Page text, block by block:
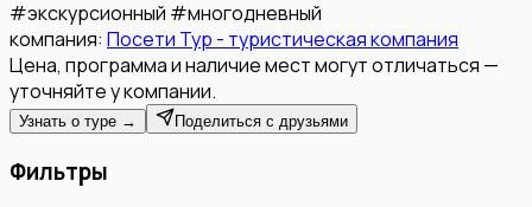
#экскурсионный #многодневный
компания: Посети Тур - туристическая компания
Цена, программа и наличие мест могут отличаться —
уточняйте у компании.
Узнать о туре → Поделиться с друзьями
Фильтры